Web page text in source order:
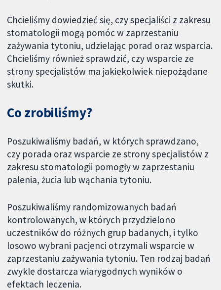
Chcieliśmy dowiedzieć się, czy specjaliści z zakresu
stomatologii mogą pomóc w zaprzestaniu
zażywania tytoniu, udzielając porad oraz wsparcia.
Chcieliśmy również sprawdzić, czy wsparcie ze
strony specjalistów ma jakiekolwiek niepożądane
skutki.
Co zrobiliśmy?
Poszukiwaliśmy badań, w których sprawdzano,
czy porada oraz wsparcie ze strony specjalistów z
zakresu stomatologii pomogły w zaprzestaniu
palenia, żucia lub wąchania tytoniu.
Poszukiwaliśmy randomizowanych badań
kontrolowanych, w których przydzielono
uczestników do różnych grup badanych, i tylko
losowo wybrani pacjenci otrzymali wsparcie w
zaprzestaniu zażywania tytoniu. Ten rodzaj badań
zwykle dostarcza wiarygodnych wyników o
efektach leczenia.